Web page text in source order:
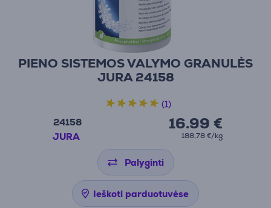
PIENO SISTEMOS VALYMO GRANULĖS
JURA 24158
24158
JURA
16.99 €
188,78 €/kg
(1)
Palyginti
Ieškoti parduotuvėse